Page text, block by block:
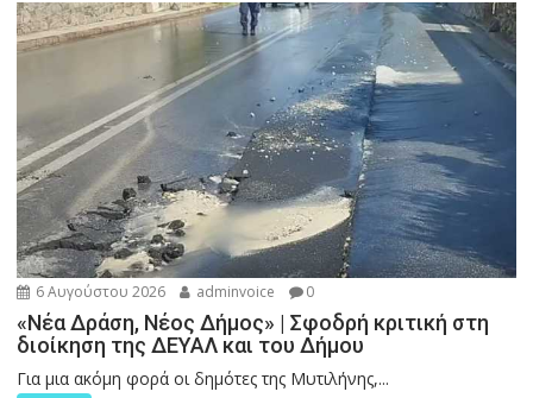
6 Αυγούστου 2026 adminvoice 0
«Νέα Δράση, Νέος Δήμος» | Σφοδρή κριτική στη
διοίκηση της ΔΕΥΑΛ και του Δήμου
Για μια ακόμη φορά οι δημότες της Μυτιλήνης,...